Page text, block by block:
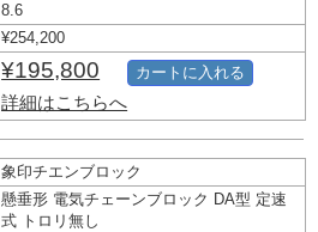
8.6
¥254,200
¥195,800
詳細はこちらへ
カートに入れる
象印チエンブロック
懸垂形 電気チェーンブロック DA型 定速
式 トロリ無し